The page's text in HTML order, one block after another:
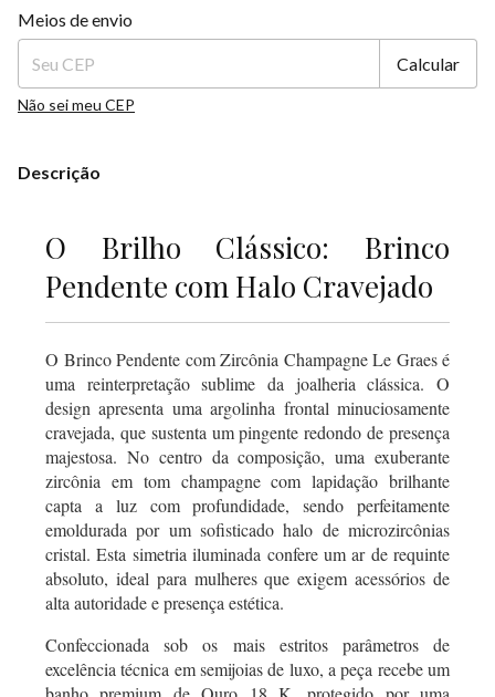
Entregas para o CEP:
Meios de envio
Calcular
Não sei meu CEP
Descrição
O Brilho Clássico: Brinco
Pendente com Halo Cravejado
O Brinco Pendente com Zircônia Champagne Le Graes é
uma reinterpretação sublime da joalheria clássica. O
design apresenta uma argolinha frontal minuciosamente
cravejada, que sustenta um pingente redondo de presença
majestosa. No centro da composição, uma exuberante
zircônia em tom champagne com lapidação brilhante
capta a luz com profundidade, sendo perfeitamente
emoldurada por um sofisticado halo de microzircônias
cristal. Esta simetria iluminada confere um ar de requinte
absoluto, ideal para mulheres que exigem acessórios de
alta autoridade e presença estética.
Confeccionada sob os mais estritos parâmetros de
excelência técnica em semijoias de luxo, a peça recebe um